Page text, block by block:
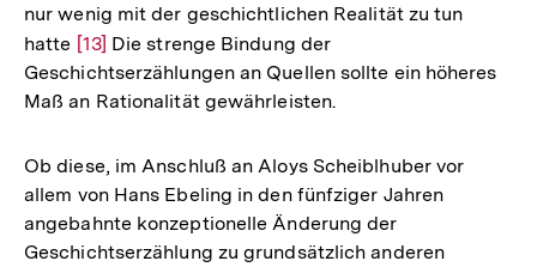
nur wenig mit der geschichtlichen Realität zu tun
hatte Zur
Auflösung
der
[13] Die strenge Bindung der
Geschichtserzählungen an Quellen sollte ein höheres
Maß an Rationalität gewährleisten.
Ob diese, im Anschluß an Aloys Scheiblhuber vor
allem von Hans Ebeling in den fünfziger Jahren
angebahnte konzeptionelle Änderung der
Geschichtserzählung zu grundsätzlich anderen